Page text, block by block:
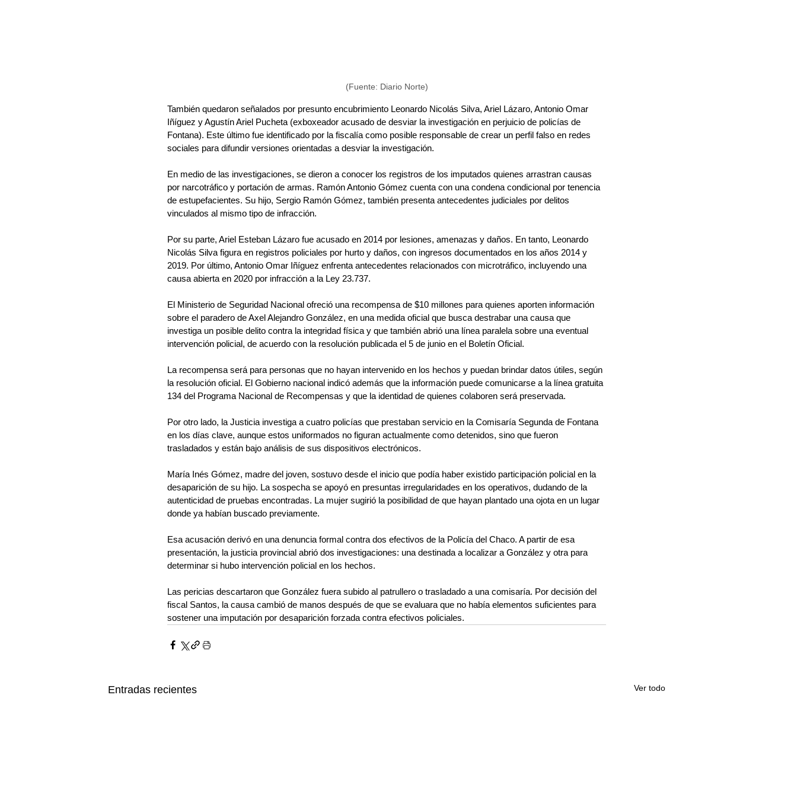
(Fuente: Diario Norte)
También quedaron señalados por presunto encubrimiento Leonardo Nicolás Silva, Ariel Lázaro, Antonio Omar
Iñíguez y Agustín Ariel Pucheta (exboxeador acusado de desviar la investigación en perjuicio de policías de
Fontana). Este último fue identificado por la fiscalía como posible responsable de crear un perfil falso en redes
sociales para difundir versiones orientadas a desviar la investigación.
En medio de las investigaciones, se dieron a conocer los registros de los imputados quienes arrastran causas
por narcotráfico y portación de armas. Ramón Antonio Gómez cuenta con una condena condicional por tenencia
de estupefacientes. Su hijo, Sergio Ramón Gómez, también presenta antecedentes judiciales por delitos
vinculados al mismo tipo de infracción.
Por su parte, Ariel Esteban Lázaro fue acusado en 2014 por lesiones, amenazas y daños. En tanto, Leonardo
Nicolás Silva figura en registros policiales por hurto y daños, con ingresos documentados en los años 2014 y
2019. Por último, Antonio Omar Iñíguez enfrenta antecedentes relacionados con microtráfico, incluyendo una
causa abierta en 2020 por infracción a la Ley 23.737.
El Ministerio de Seguridad Nacional ofreció una recompensa de $10 millones para quienes aporten información
sobre el paradero de Axel Alejandro González, en una medida oficial que busca destrabar una causa que
investiga un posible delito contra la integridad física y que también abrió una línea paralela sobre una eventual
intervención policial, de acuerdo con la resolución publicada el 5 de junio en el Boletín Oficial.
La recompensa será para personas que no hayan intervenido en los hechos y puedan brindar datos útiles, según
la resolución oficial. El Gobierno nacional indicó además que la información puede comunicarse a la línea gratuita
134 del Programa Nacional de Recompensas y que la identidad de quienes colaboren será preservada.
Por otro lado, la Justicia investiga a cuatro policías que prestaban servicio en la Comisaría Segunda de Fontana
en los días clave, aunque estos uniformados no figuran actualmente como detenidos, sino que fueron
trasladados y están bajo análisis de sus dispositivos electrónicos.
María Inés Gómez, madre del joven, sostuvo desde el inicio que podía haber existido participación policial en la
desaparición de su hijo. La sospecha se apoyó en presuntas irregularidades en los operativos, dudando de la
autenticidad de pruebas encontradas. La mujer sugirió la posibilidad de que hayan plantado una ojota en un lugar
donde ya habían buscado previamente.
Esa acusación derivó en una denuncia formal contra dos efectivos de la Policía del Chaco. A partir de esa
presentación, la justicia provincial abrió dos investigaciones: una destinada a localizar a González y otra para
determinar si hubo intervención policial en los hechos.
Las pericias descartaron que González fuera subido al patrullero o trasladado a una comisaría. Por decisión del
fiscal Santos, la causa cambió de manos después de que se evaluara que no había elementos suficientes para
sostener una imputación por desaparición forzada contra efectivos policiales.
Entradas recientes Ver todo